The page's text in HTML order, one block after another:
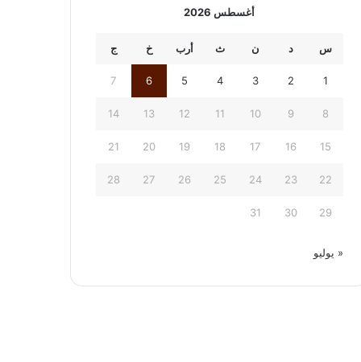
أغسطس 2026
س د ن ث أرب خ ج
1
2
3
4
5
6
7
8
9
10
11
12
13
14
15
16
17
18
19
20
21
22
23
24
25
26
27
28
29
30
31
« يوليو